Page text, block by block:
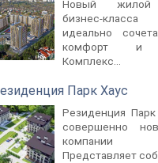
Новый жилой
бизнес-
идеально
комфорт и
Комплекс...
Парк Хаус
Резиденция
совершенно
компании
Представляет